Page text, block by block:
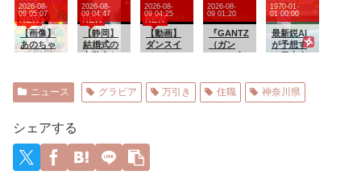
「最も強
い勢力で
接近！
（伊勢湾
「中国本
土でぶつ
（前代未
聞」→
入社員に
メンタル
やられて
る
めてイケ
メンにチ
ヤホヤさ
れる」
ン記者を
逮捕 包
丁で夫を
脅した容
国人選手
絶対やっ
てはいけ
ないプレ
ん、ひょ
うろくさ
んを廃墟
に放置し
Tōkonが
発売され
たけどど
うなん？
好花、食
中毒で
「腹痛と
おう吐と
【画像】
あのちゃ
NEW
2026-08-
09 05:07
【静岡】
結婚式の
「何度も
何度も追
理解でき
ない」東
名高速で
NEW
2026-08-
09 04:47
【動画】
ダンスイ
リするハ
プニング
NEW
2026-08-
09 04:25
『GANTZ
（ガン
ルが終了
間際！全
2026-08-
09 01:20
最新鋭AI
が予想す
達の2026
年の打撃
1970-01-
01 00:00
ニュース グラビア 万引き 住職 神奈川県
シェアする